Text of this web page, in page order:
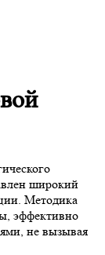
широкий
Методика
эффективно
не вызывая